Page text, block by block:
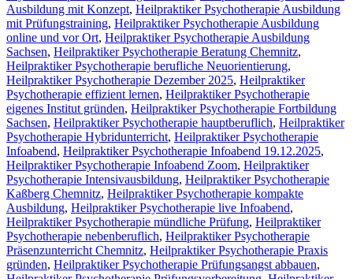
Ausbildung mit Konzept, Heilpraktiker Psychotherapie Ausbildung
mit Prüfungstraining, Heilpraktiker Psychotherapie Ausbildung
online und vor Ort, Heilpraktiker Psychotherapie Ausbildung
Sachsen, Heilpraktiker Psychotherapie Beratung Chemnitz,
Heilpraktiker Psychotherapie berufliche Neuorientierung,
Heilpraktiker Psychotherapie Dezember 2025, Heilpraktiker
Psychotherapie effizient lernen, Heilpraktiker Psychotherapie
eigenes Institut gründen, Heilpraktiker Psychotherapie Fortbildung
Sachsen, Heilpraktiker Psychotherapie hauptberuflich, Heilpraktiker
Psychotherapie Hybridunterricht, Heilpraktiker Psychotherapie
Infoabend, Heilpraktiker Psychotherapie Infoabend 19.12.2025,
Heilpraktiker Psychotherapie Infoabend Zoom, Heilpraktiker
Psychotherapie Intensivausbildung, Heilpraktiker Psychotherapie
Kaßberg Chemnitz, Heilpraktiker Psychotherapie kompakte
Ausbildung, Heilpraktiker Psychotherapie live Infoabend,
Heilpraktiker Psychotherapie mündliche Prüfung, Heilpraktiker
Psychotherapie nebenberuflich, Heilpraktiker Psychotherapie
Präsenzunterricht Chemnitz, Heilpraktiker Psychotherapie Praxis
gründen, Heilpraktiker Psychotherapie Prüfungsangst abbauen,